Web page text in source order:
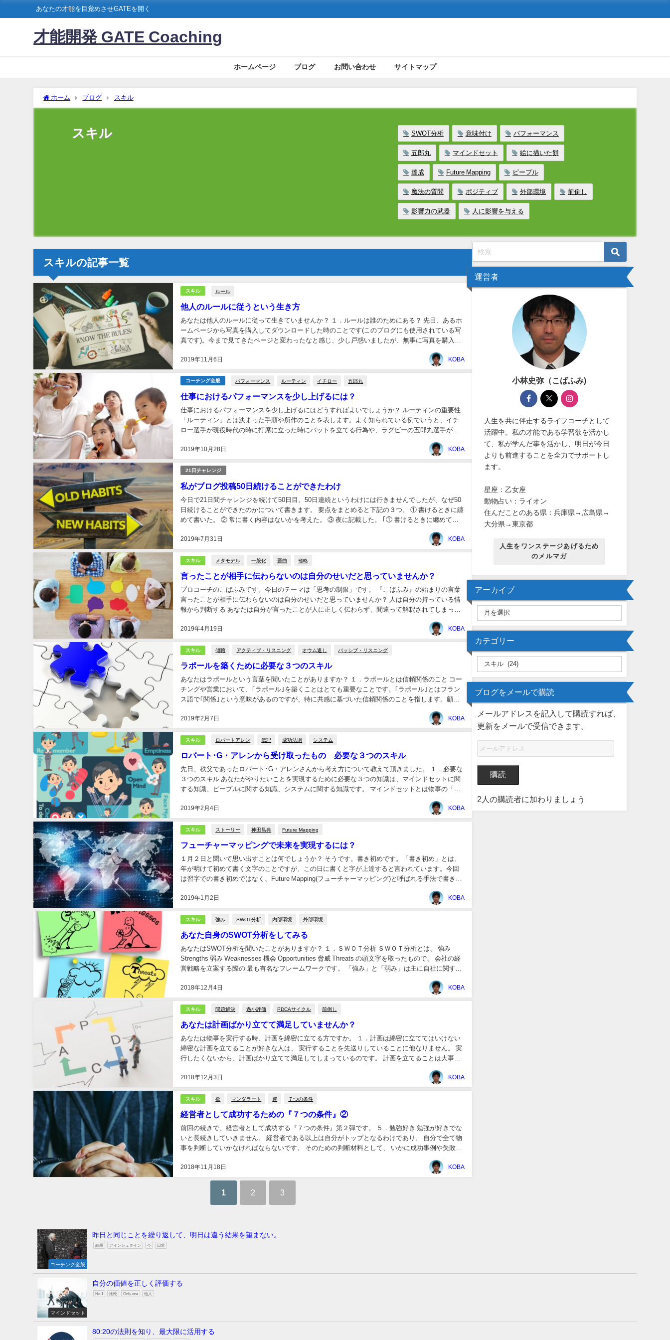
あなたの才能を目覚めさせGATEを開く
才能開発 GATE Coaching
ホームページ ブログ お問い合わせ サイトマップ
ホーム ブログ スキル
スキル SWOT分析 意味付け パフォーマンス
五郎丸 マインドセット 絵に描いた餅
達成 Future Mapping ピープル
魔法の質問 ポジティブ 外部環境 前倒し
影響力の武器 人に影響を与える
スキルの記事一覧
スキル ルール
他人のルールに従うという生き方
2019年11月6日
あなたは他人のルールに従って生きていませんか？ １．ルールは誰のためにある？ 先日、あるホ
ームページから写真を購入してダウンロードした時のことです(このブログにも使用されている写
真です)。今まで見てきたページと変わったなと感じ、少し戸惑いましたが、無事に写真を購入し
KOBA
コーチング全般 パフォーマンス ルーティン イチロー 五郎丸
仕事におけるパフォーマンスを少し上げるには？
2019年10月28日
仕事におけるパフォーマンスを少し上げるにはどうすればよいでしょうか？ ルーティンの重要性
「ルーティン」とは決まった手順や所作のことを表します。よく知られている例でいうと、イチ
ロー選手が現役時代の時に打席に立った時にバットを立てる行為や、ラグビーの五郎丸選手がプ
KOBA
21日チャレンジ
私がブログ投稿50日続けることができたわけ
2019年7月31日
今日で21日間チャレンジを続けて50日目。50日連続というわけには行きませんでしたが、なぜ50
日続けることができたのかについて書きます。 要点をまとめると下記の３つ。 ① 書けるときに纏
めて書いた。 ② 常に書く内容はないかを考えた。 ③ 夜に記載した。 ｢① 書けるときに纏めて書
KOBA
スキル メタモデル 一般化 歪曲 省略
言ったことが相手に伝わらないのは自分のせいだと思っていませんか？
2019年4月19日
プロコーチのこばふみです。今日のテーマは「思考の制限」です。 『こばふみ』の始まりの言葉
言ったことが相手に伝わらないのは自分のせいだと思っていませんか？ 人は自分の持っている情
報から判断する あなたは自分が言ったことが人に正しく伝わらず、間違って解釈されてしまった
KOBA
スキル 傾聴 アクティブ・リスニング オウム返し パッシブ・リスニング
ラポールを築くために必要な３つのスキル
2019年2月7日
あなたはラポールという言葉を聞いたことがありますか？ １．ラポールとは信頼関係のこと コー
チングや営業において、｢ラポール｣を築くことはとても重要なことです。｢ラポール｣とはフラン
ス語で｢関係｣という意味があるのですが、特に共感に基づいた信頼関係のことを指します。顧客
KOBA
スキル ロバートアレン 伝記 成功法則 システム
ロバート･G・アレンから受け取ったもの 必要な３つのスキル
2019年2月4日
先日、秩父であったロバート･G・アレンさんから考え方について教えて頂きました。 １．必要な
３つのスキル あなたがやりたいことを実現するために必要な３つの知識は、マインドセットに関
する知識、ピープルに関する知識、システムに関する知識です。 マインドセットとは物事の「考
KOBA
スキル ストーリー 神田昌典 Future Mapping
フューチャーマッピングで未来を実現するには？
2019年1月2日
１月２日と聞いて思い出すことは何でしょうか？ そうです。書き初めです。「書き初め」とは、
年が明けて初めて書く文字のことですが、この日に書くと字が上達すると言われています。今回
は習字での書き初めではなく、Future Mapping(フューチャーマッピング)と呼ばれる手法で書き初
KOBA
スキル 強み SWOT分析 内部環境 外部環境
あなた自身のSWOT分析をしてみる
2018年12月4日
あなたはSWOT分析を聞いたことがありますか？ １．ＳＷＯＴ分析 ＳＷＯＴ分析とは、 強み
Strengths 弱み Weaknesses 機会 Opportunities 脅威 Threats の頭文字を取ったもので、 会社の経
営戦略を立案する際の 最も有名なフレームワークです。 「強み」と「弱み」は主に自社に関す...
KOBA
スキル 問題解決 過小評価 PDCAサイクル 前倒し
あなたは計画ばかり立てて満足していませんか？
2018年12月3日
あなたは物事を実行する時、計画を綿密に立てる方ですか。 １．計画は綿密に立ててはいけない
綿密な計画を立てることが好きな人は、 実行することを先送りしていることに他なりません。 実
行したくないから、計画ばかり立てて満足してしまっているのです。 計画を立てることは大事で
KOBA
スキル 欲 マンダラート 運 ７つの条件
経営者として成功するための『７つの条件』②
2018年11月18日
前回の続きで、経営者として成功する『７つの条件』第２弾です。 ５．勉強好き 勉強が好きでな
いと長続きしていきません。 経営者である以上は自分がトップとなるわけであり、 自分で全て物
事を判断していかなければならないです。 そのための判断材料として、 いかに成功事例や失敗事
KOBA
1 2 3
運営者
小林史弥（こばふみ)
人生を共に伴走するライフコーチとして
活躍中。私の才能である学習欲を活かし
て、私が学んだ事を活かし、明日が今日
よりも前進することを全力でサポートし
ます。
星座：乙女座
動物占い：ライオン
住んだことのある県：兵庫県→広島県→
大分県→東京都
人生をワンステージあげるため
のメルマガ
アーカイブ
カテゴリー
ブログをメールで購読
メールアドレスを記入して購読すれば、
更新をメールで受信できます。
購読
2人の購読者に加わりましょう
コーチング全般
昨日と同じことを繰り返して、明日は違う結果を望まない。
結果 アインシュタイン 今 日常
マインドセット
自分の価値を正しく評価する
No.1 比較 Only one 他人
80:20の法則を知り、最大限に活用する